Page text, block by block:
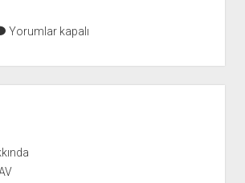
Yorumlar kapalı